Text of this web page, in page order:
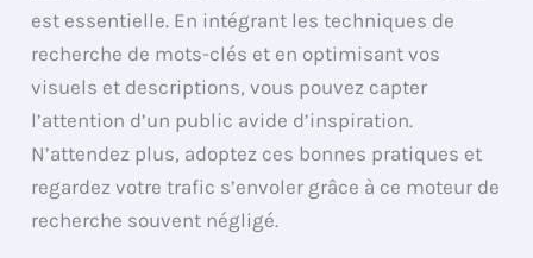
est essentielle. En intégrant les techniques de
recherche de mots-clés et en optimisant vos
visuels et descriptions, vous pouvez capter
l’attention d’un public avide d’inspiration.
N’attendez plus, adoptez ces bonnes pratiques et
regardez votre trafic s’envoler grâce à ce moteur de
recherche souvent négligé.